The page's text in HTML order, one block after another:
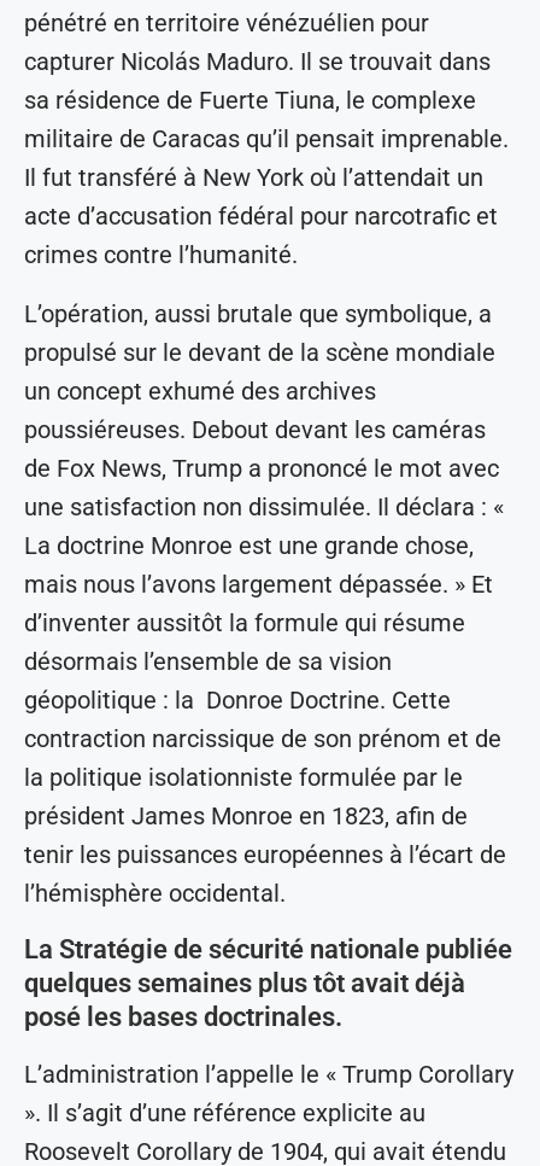
pénétré en territoire vénézuélien pour
capturer Nicolás Maduro. Il se trouvait dans
sa résidence de Fuerte Tiuna, le complexe
militaire de Caracas qu’il pensait imprenable.
Il fut transféré à New York où l’attendait un
acte d’accusation fédéral pour narcotrafic et
crimes contre l’humanité.
L’opération, aussi brutale que symbolique, a
propulsé sur le devant de la scène mondiale
un concept exhumé des archives
poussiéreuses. Debout devant les caméras
de Fox News, Trump a prononcé le mot avec
une satisfaction non dissimulée. Il déclara : «
La doctrine Monroe est une grande chose,
mais nous l’avons largement dépassée. » Et
d’inventer aussitôt la formule qui résume
désormais l’ensemble de sa vision
géopolitique : la Donroe Doctrine. Cette
contraction narcissique de son prénom et de
la politique isolationniste formulée par le
président James Monroe en 1823, afin de
tenir les puissances européennes à l’écart de
l’hémisphère occidental.
La Stratégie de sécurité nationale publiée
quelques semaines plus tôt avait déjà
posé les bases doctrinales.
L’administration l’appelle le « Trump Corollary
». Il s’agit d’une référence explicite au
Roosevelt Corollary de 1904, qui avait étendu